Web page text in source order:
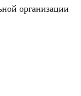
организации